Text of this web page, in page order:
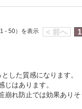
< 前へ 1
- 50）を表示
した質感になります。
はあります。
崩れ防止では効果ありそ